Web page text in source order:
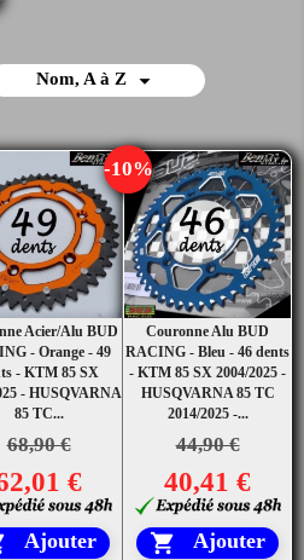
Nom, A à Z 
Acier/Alu BUD
- Orange - 49
- KTM 85 SX
- HUSQVARNA
85 TC...
68,90 €
€
Ajouter
Couronne Alu BUD
RACING - Bleu - 46 dents
- KTM 85 SX 2004/2025 -
HUSQVARNA 85 TC
2014/2025 -...
44,90 €
-10%
40,41 €
 Ajouter